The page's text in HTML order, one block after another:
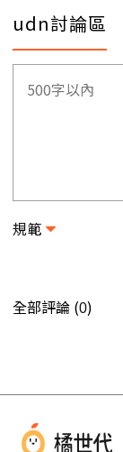
udn討論區
規範
全部評論 (0)